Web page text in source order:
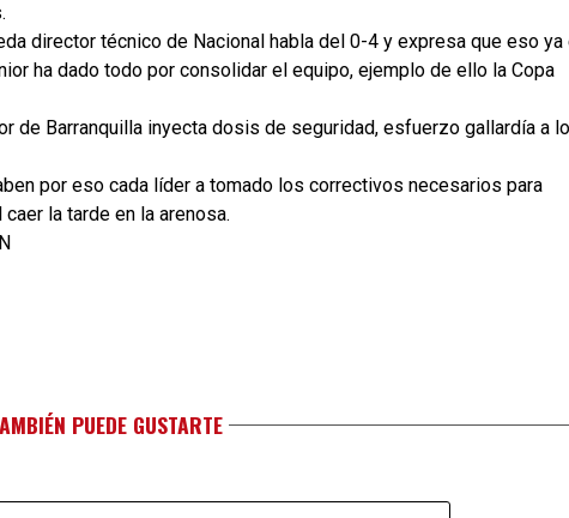
director técnico de Nacional habla del 0-4 y expresa que eso ya
ha dado todo por consolidar el equipo, ejemplo de ello la Copa
de Barranquilla inyecta dosis de seguridad, esfuerzo gallardía a
por eso cada líder a tomado los correctivos necesarios para
la tarde en la arenosa.
PUEDE GUSTARTE